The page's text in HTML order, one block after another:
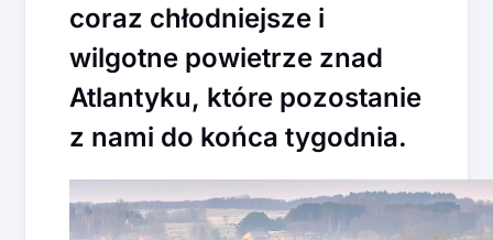
coraz chłodniejsze i
wilgotne powietrze znad
Atlantyku, które pozostanie
z nami do końca tygodnia.